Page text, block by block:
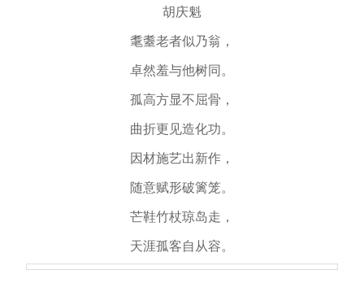
胡庆魁
耄耋老者似乃翁，
卓然羞与他树同。
孤高方显不屈骨，
曲折更见造化功。
因材施艺出新作，
随意赋形破篱笼。
芒鞋竹杖琼岛走，
天涯孤客自从容。